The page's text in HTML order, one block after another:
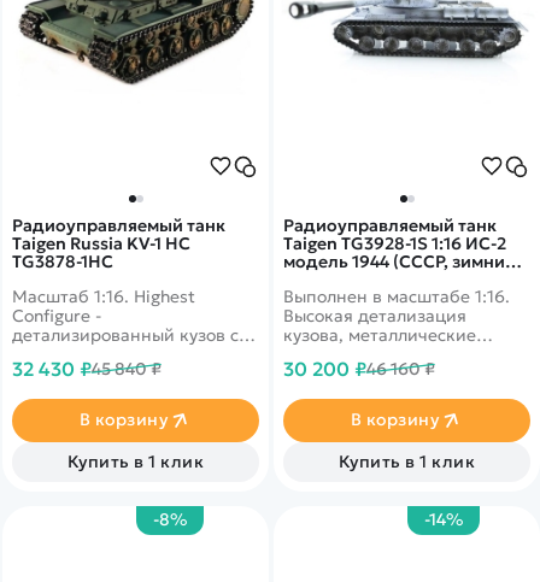
Радиоуправляемый танк
Taigen Russia KV-1 HC
TG3878-1HC
Масштаб 1:16. Highest
Configure -
детализированный кузов с
металлические детали.
эффекты.
32 430 ₽45 840 ₽
В корзину
Купить в 1 клик
Радиоуправляемый танк
Taigen TG3928-1S 1:16 ИС-2
модель 1944 (СССР, зимний,
Выполнен в масштабе 1:16.
Высокая детализация
кузова, металлические
Поворотная башня со
дымовые и звуковые
эффекты. Оригинальная
деревянная коробка.
30 200 ₽46 160 ₽
В корзину
Купить в 1 клик
-8% -14%